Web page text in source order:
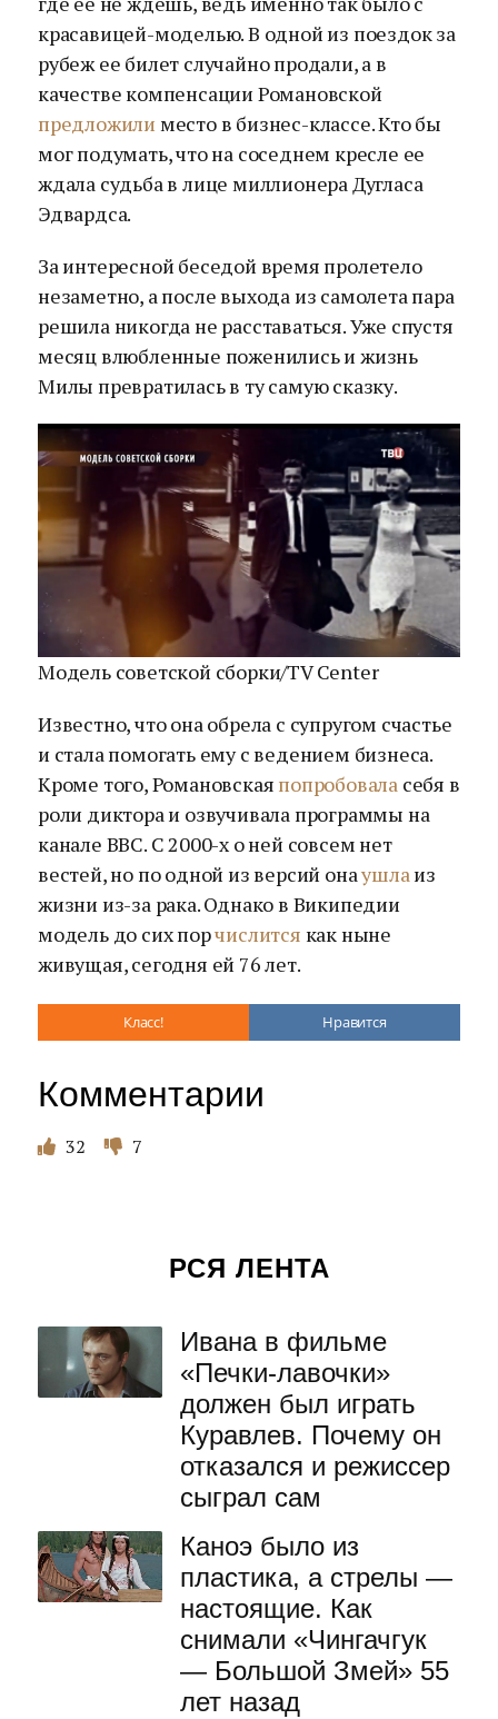
красавицей-моделью. В одной из поездок за
рубеж ее билет случайно продали, а в
качестве компенсации Романовской
предложили место в бизнес-классе. Кто бы
мог подумать, что на соседнем кресле ее
ждала судьба в лице миллионера Дугласа
Эдвардса.
За интересной беседой время пролетело
незаметно, а после выхода из самолета пара
решила никогда не расставаться. Уже спустя
месяц влюбленные поженились и жизнь
Милы превратилась в ту самую сказку.
Модель советской сборки/TV Center
Известно, что она обрела с супругом счастье
и стала помогать ему с ведением бизнеса.
Кроме того, Романовская попробовала себя в
роли диктора и озвучивала программы на
канале BBC. С 2000-х о ней совсем нет
вестей, но по одной из версий онаушлаиз
жизни из-за рака. Однако в Википедии
модель до сих порчислится как ныне
живущая, сегодня ей 76 лет.
Класс! Нравится
Комментарии
32 7
РСЯ ЛЕНТА
Ивана в фильме
«Печки-лавочки»
должен был играть
Куравлев. Почему он
отказался и режиссер
сыграл сам
Каноэ было из
пластика, а стрелы —
настоящие. Как
снимали «Чингачгук
— Большой Змей» 55
лет назад